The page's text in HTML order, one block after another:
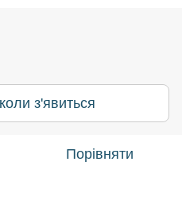
з'явиться
Порівняти